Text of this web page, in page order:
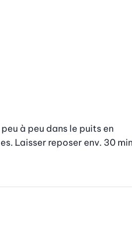
à peu dans le puits en
Laisser reposer env. 30 min